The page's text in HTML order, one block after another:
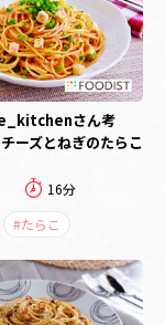
さん考
ーズとねぎのたらこ
16分
#たらこ